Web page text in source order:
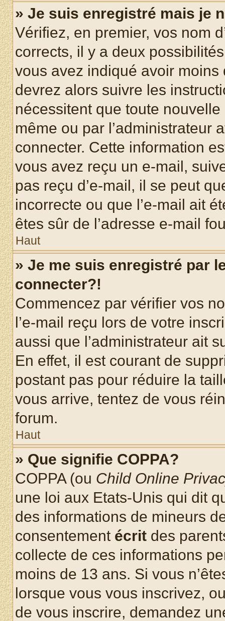
» Je suis enregistré mais je
Vérifiez, en premier, vos nom
corrects, il y a deux
vous avez indiqué avoir moins
devrez alors suivre les
nécessitent que toute
même ou par l’administrateur
connecter. Cette information
vous avez reçu un e-mail,
pas reçu d’e-mail, il se peut
incorrecte ou que l’e-mail ait
êtes sûr de l’adresse e-mail
Haut
» Je me suis enregistré par
connecter?!
Commencez par vérifier vos
l’e-mail reçu lors de votre
aussi que l’administrateur ait
En effet, il est courant de
postant pas pour réduire la
vous arrive, tentez de vous
forum.
Haut
» Que signifie COPPA?
COPPA (ou Child Online
une loi aux Etats-Unis qui dit
des informations de mineurs
consentement écrit des
collecte de ces informations
moins de 13 ans. Si vous
lorsque vous vous inscrivez,
de vous inscrire, demandez